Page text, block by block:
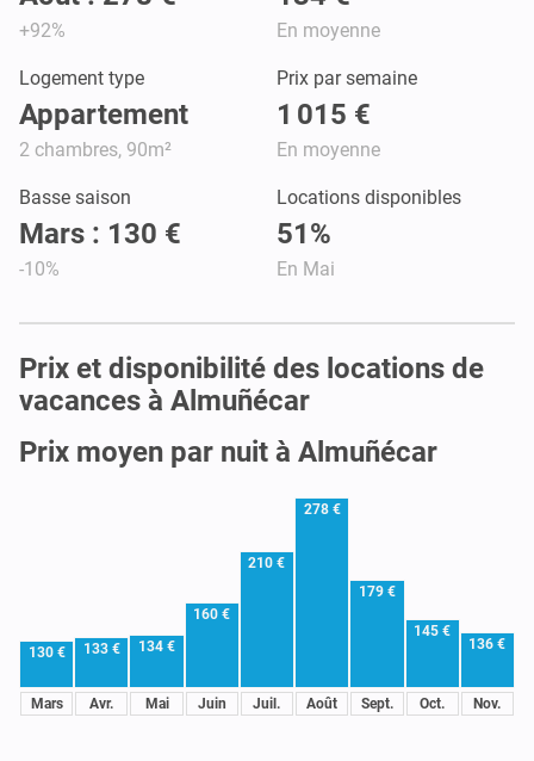
+92% En moyenne
Logement type
Appartement
2 chambres, 90m²
Prix par semaine
1 015 €
En moyenne
Basse saison
Mars : 130 €
-10%
Locations disponibles
51%
En Mai
Prix et disponibilité des locations de
vacances à Almuñécar
Prix moyen par nuit à Almuñécar
130 €
Mars
133 €
Avr.
134 €
Mai
160 €
Juin
210 €
Juil.
278 €
Août
179 €
Sept.
145 €
Oct.
136 €
Nov.